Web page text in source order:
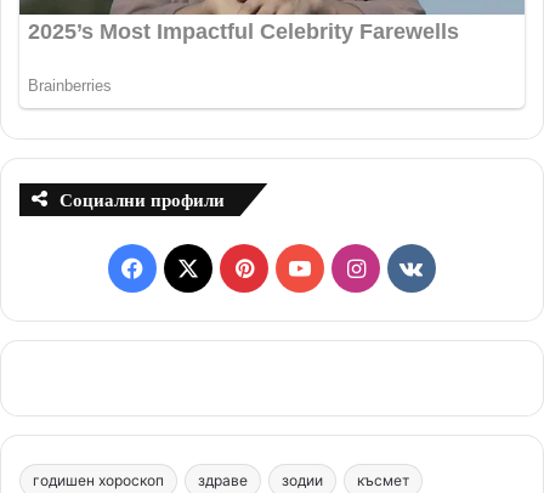
Социални профили
F
a
e
b
X
P
i
t
e
Y
o
T
u
I
n
t
a
v
k
c
годишен хороскоп здраве зодии късмет